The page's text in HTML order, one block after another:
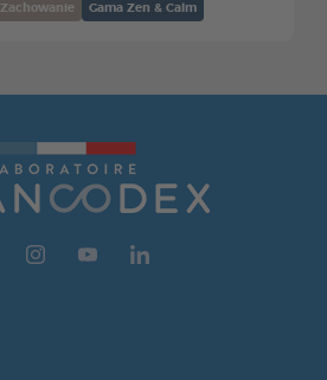
Zachowanie Gama Zen & Calm